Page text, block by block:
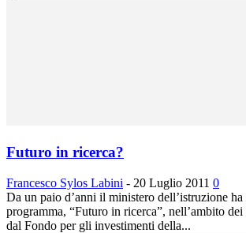
Futuro in ricerca?
Francesco Sylos Labini - 20 Luglio 2011 0
Da un paio d’anni il ministero dell’istruzione ha
programma, “Futuro in ricerca”, nell’ambito
dal Fondo per gli investimenti della...